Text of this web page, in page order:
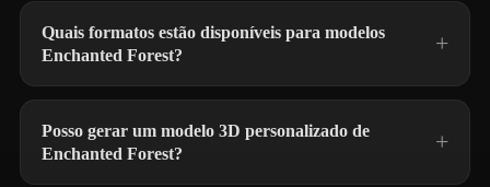
Quais formatos estão disponíveis para modelos
Enchanted Forest?
Posso gerar um modelo 3D personalizado de
Enchanted Forest?